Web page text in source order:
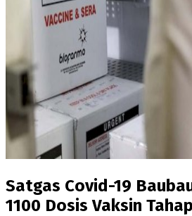
Satgas Covid-19
1100 Dosis Vaksin